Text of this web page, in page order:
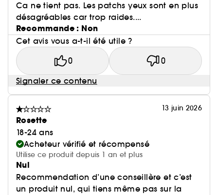
Ca ne tient pas. Les patchs yeux sont en plus
désagréables car trop raides....
Recommande : Non
Cet avis vous a-t-il été utile ?
0 0
Signaler ce contenu
13 juin 2026
Rosette
18-24 ans
Acheteur vérifié et récompensé
Utilise ce produit depuis 1 an et plus
Nul
Recommendation d’une conseillère et c’est
un produit nul, qui tiens même pas sur la